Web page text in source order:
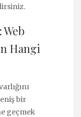
Web
Hangi
bir
geçmek